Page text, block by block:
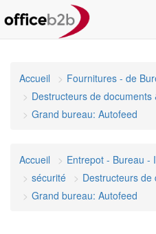
Accueil Fournitures - de
Destructeurs de documents
Grand bureau: Autofeed
Accueil
Entrepot - Bureau -
sécurité
Destructeurs de
Grand bureau: Autofeed